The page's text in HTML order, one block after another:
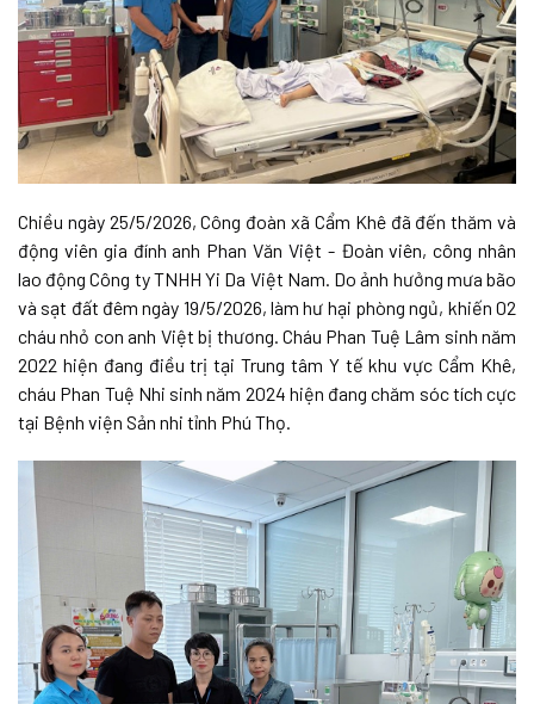
Chiều ngày 25/5/2026, Công đoàn xã Cẩm Khê đã đến thăm và
động viên gia đính anh Phan Văn Việt - Đoàn viên, công nhân
lao động Công ty TNHH Yi Da Việt Nam. Do ảnh hưởng mưa bão
và sạt đất đêm ngày 19/5/2026, làm hư hại phòng ngủ, khiến 02
cháu nhỏ con anh Việt bị thương. Cháu Phan Tuệ Lâm sinh năm
2022 hiện đang điều trị tại Trung tâm Y tế khu vực Cẩm Khê,
cháu Phan Tuệ Nhi sinh năm 2024 hiện đang chăm sóc tích cực
tại Bệnh viện Sản nhi tỉnh Phú Thọ.